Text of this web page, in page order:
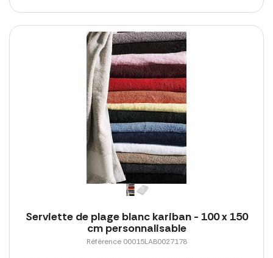
Serviette de plage blanc kariban - 100 x 150
cm personnalisable
Référence 00015LAB0027178